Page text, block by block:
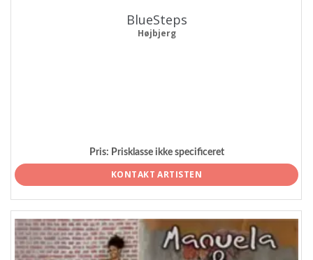
BlueSteps
Højbjerg
Pris: Prisklasse ikke specificeret
KONTAKT ARTISTEN